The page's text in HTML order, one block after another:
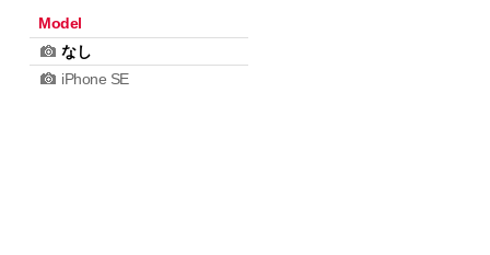
Model
なし
iPhone SE